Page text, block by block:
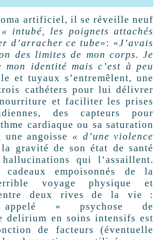
artificiel, il se réveille neuf
« intubé, les poignets attachés
d’arracher ce tube»: «J’avais
des limites de mon corps. Je
mon identité mais c’est à peu
et tuyaux s’entremêlent, une
cathéters pour lui délivrer
et faciliter les prises
des capteurs pour
cardiaque ou sa saturation
angoisse « d’une violence
gravité de son état de santé
qui l’assaillent.
cadeaux empoisonnés de la
voyage physique et
entre deux rives de la vie :
appelé « psychose de
delirium en soins intensifs est
de facteurs (éventuelle